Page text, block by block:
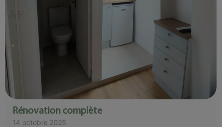
Rénovation complète
14 octobre 2025